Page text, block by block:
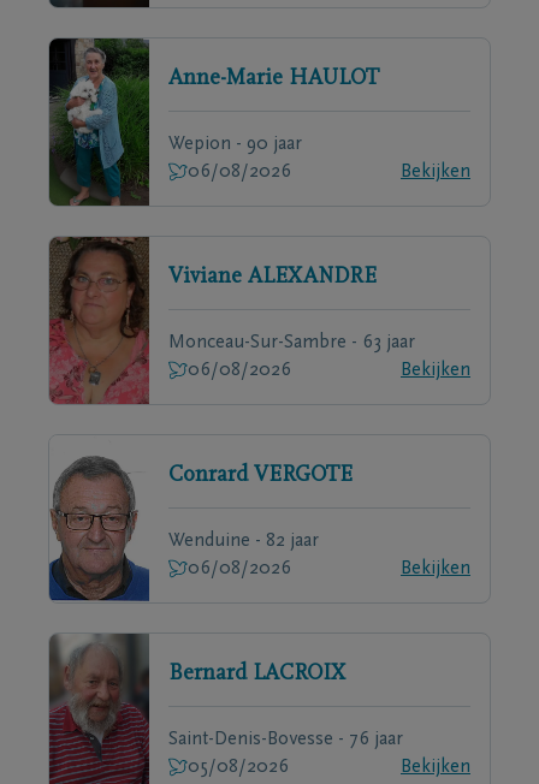
Anne-Marie HAULOT
Wepion - 90 jaar
06/08/2026
Bekijken
Viviane ALEXANDRE
Monceau-Sur-Sambre - 63 jaar
06/08/2026
Bekijken
Conrard VERGOTE
Wenduine - 82 jaar
06/08/2026
Bekijken
Bernard LACROIX
Saint-Denis-Bovesse - 76 jaar
05/08/2026
Bekijken